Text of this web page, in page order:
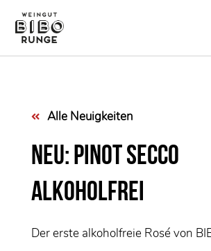
Alle Neuigkeiten
NEU: Pinot Secco
Alkoholfrei
Der erste alkoholfreie Rosé von